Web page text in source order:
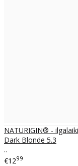
NATURIGIN® -
Dark Blonde 5.3
..
€1299